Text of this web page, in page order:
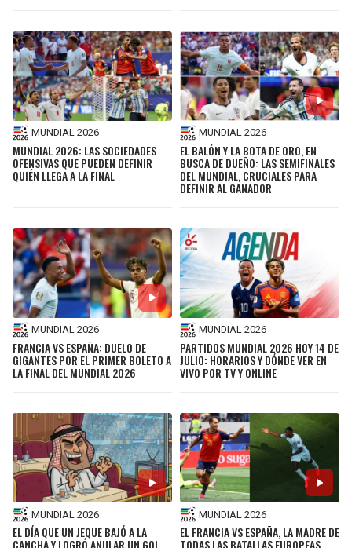
MUNDIAL 2026
MUNDIAL 2026: LAS SOCIEDADES
OFENSIVAS QUE PUEDEN DEFINIR
QUIÉN LLEGA A LA FINAL
MUNDIAL 2026
EL BALÓN Y LA BOTA DE ORO, EN
BUSCA DE DUEÑO: LAS SEMIFINALES
DEL MUNDIAL, CRUCIALES PARA
DEFINIR AL GANADOR
MUNDIAL 2026
FRANCIA VS ESPAÑA: DUELO DE
GIGANTES POR EL PRIMER BOLETO A
LA FINAL DEL MUNDIAL 2026
MUNDIAL 2026
PARTIDOS MUNDIAL 2026 HOY 14 DE
JULIO: HORARIOS Y DÓNDE VER EN
VIVO POR TV Y ONLINE
MUNDIAL 2026
EL DÍA QUE UN JEQUE BAJÓ A LA
CANCHA Y LOGRÓ ANULAR UN GOL
MUNDIAL 2026
EL FRANCIA VS ESPAÑA, LA MADRE DE
TODAS LAS BATALLAS EUROPEAS